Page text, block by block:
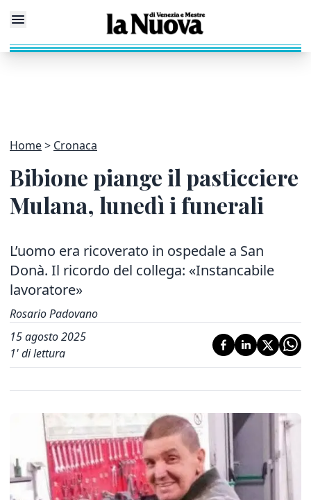
Home Cronaca
Bibione piange il pasticciere
Mulana, lunedì i funerali
L’uomo era ricoverato in ospedale a San
Donà. Il ricordo del collega: «Instancabile
lavoratore»
Rosario Padovano
15 agosto 2025
1' di lettura